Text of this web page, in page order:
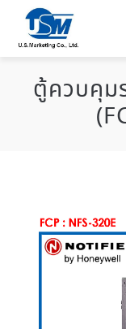
ตู้ควบคุม